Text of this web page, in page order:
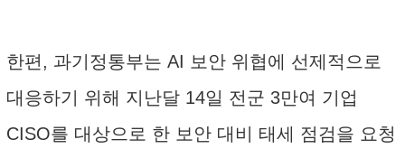
한편, 과기정통부는 AI 보안 위협에 선제적으로
대응하기 위해 지난달 14일 전군 3만여 기업
CISO를 대상으로 한 보안 대비 태세 점검을 요청